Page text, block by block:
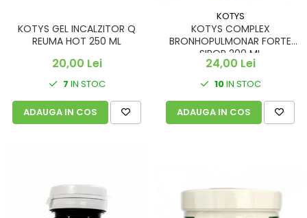
KOTYS GEL INCALZITOR Q
REUMA HOT 250 ML
20,00 Lei
7 IN STOC
ADAUGA IN COS
KOTYS
KOTYS COMPLEX
BRONHOPULMONAR FORTE
SIROP 200 ML
24,00 Lei
10IN STOC
ADAUGA IN COS